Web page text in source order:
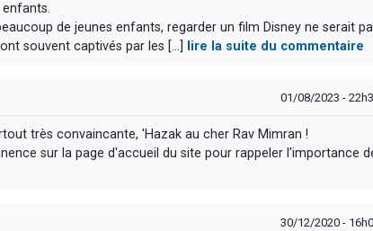
de jeunes enfants, regarder un film Disney ne serait
souvent captivés par les [...]
lire la suite du commentaire
01/08/2023 -
très convaincante, 'Hazak au cher Rav Mimran !
sur la page d'accueil du site pour rappeler l'importance
30/12/2020 -